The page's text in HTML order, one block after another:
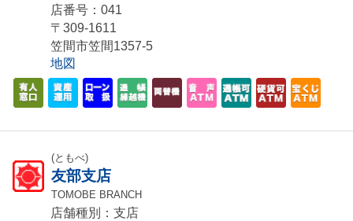
店番号：041
〒309-1611
笠間市笠間1357-5
地図
(ともべ)
友部支店
TOMOBE BRANCH
店舗種別：支店